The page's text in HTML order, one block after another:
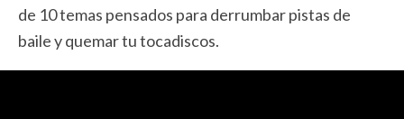
de 10 temas pensados para derrumbar pistas de
baile y quemar tu tocadiscos.